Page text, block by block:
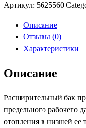
М14х1
Артикул: 5625560
Описание
Отзывы (0)
Характеристики
Описание
Расширительный бак
предельного рабочего
отопления в низшей ее